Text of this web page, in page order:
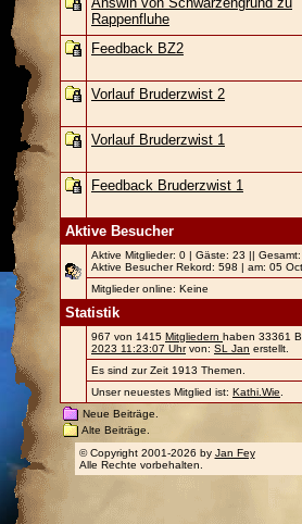
Rappenfluhe
Feedback BZ2
Vorlauf Bruderzwist 2
Vorlauf Bruderzwist 1
Feedback Bruderzwist 1
Aktive Besucher
Aktive Mitglieder: 0 | Gäste: 23 ||
Aktive Besucher Rekord: 598 | am: 05
Mitglieder online: Keine
Statistik
967 von 1415 Mitgliedern haben 33361
2023 11:23:07 Uhrvon: SL Jan erstellt.
Es sind zur Zeit 1913 Themen.
Unser neuestes Mitglied ist: Kathi.Wie
Neue Beiträge.
Alte Beiträge.
© Copyright 2001-2026 by Jan Fey
Alle Rechte vorbehalten.